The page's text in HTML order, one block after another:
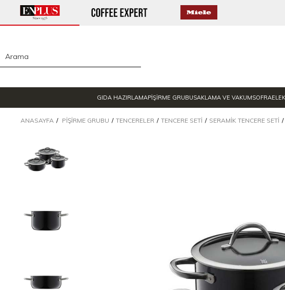
GIDA HAZIRLAMAPİŞİRME GRUBUSAKLAMA VE VAKUMSOFRA
ANASAYFA PIŞIRME GRUBU TENCERELER TENCERE SETI SERAMIK TENCERE SETI